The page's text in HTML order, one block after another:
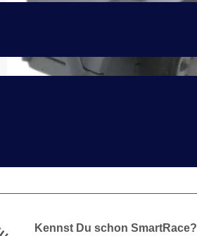
Kennst Du schon SmartRace?